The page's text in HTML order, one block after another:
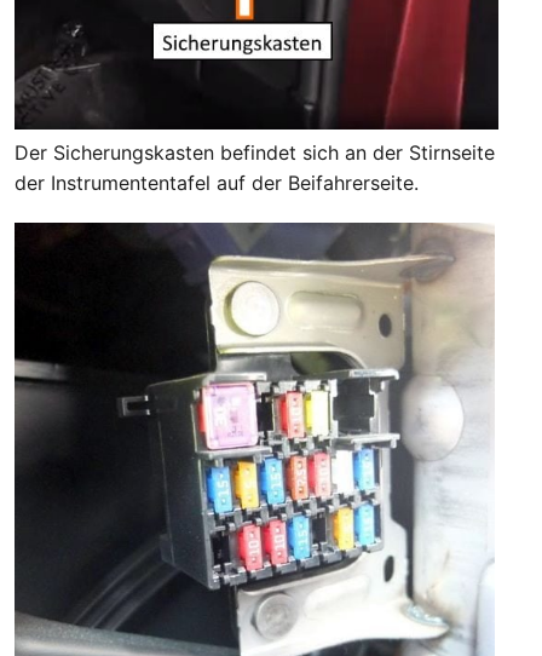
Der Sicherungskasten befindet sich an der Stirnseite
der Instrumententafel auf der Beifahrerseite.